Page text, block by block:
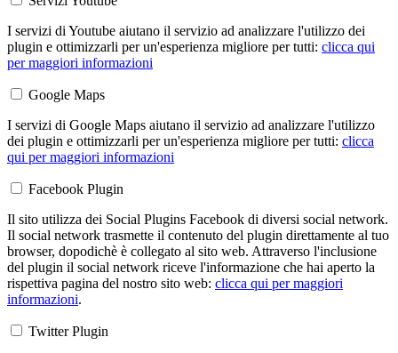
I servizi di Youtube aiutano il servizio ad analizzare l'utilizzo dei
plugin e ottimizzarli per un'esperienza migliore per tutti: clicca qui
per maggiori informazioni
Google Maps
I servizi di Google Maps aiutano il servizio ad analizzare l'utilizzo
dei plugin e ottimizzarli per un'esperienza migliore per tutti: clicca
qui per maggiori informazioni
Facebook Plugin
Il sito utilizza dei Social Plugins Facebook di diversi social network.
Il social network trasmette il contenuto del plugin direttamente al tuo
browser, dopodichè è collegato al sito web. Attraverso l'inclusione
del plugin il social network riceve l'informazione che hai aperto la
rispettiva pagina del nostro sito web: clicca qui per maggiori
informazioni.
Twitter Plugin